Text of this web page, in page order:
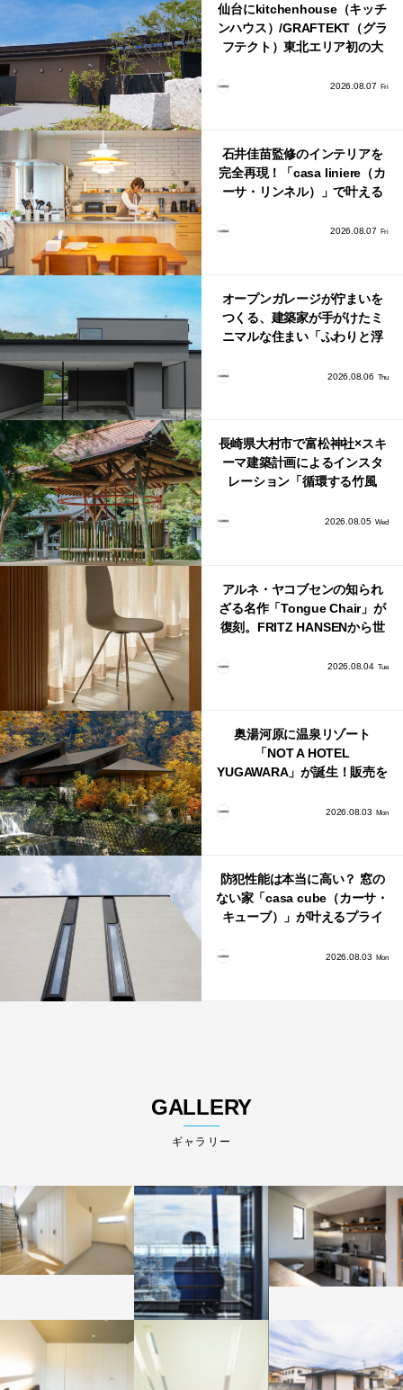
仙台にkitchenhouse（キッチ
ンハウス）/GRAFTEKT（グラ
フテクト）東北エリア初の大
2026.08.07 Fri
石井佳苗監修のインテリアを
完全再現！「casa liniere（カ
ーサ・リンネル）」で叶える
2026.08.07 Fri
オープンガレージが佇まいを
つくる、建築家が手がけたミ
ニマルな住まい「ふわりと浮
2026.08.06 Thu
長崎県大村市で富松神社×スキ
ーマ建築計画によるインスタ
レーション「循環する竹風
2026.08.05 Wed
アルネ・ヤコブセンの知られ
ざる名作「Tongue Chair」が
復刻。FRITZ HANSENから世
2026.08.04 Tue
奥湯河原に温泉リゾート
「NOT A HOTEL
YUGAWARA」が誕生！販売を
2026.08.03 Mon
防犯性能は本当に高い？ 窓の
ない家「casa cube（カーサ・
キューブ）」が叶えるプライ
2026.08.03 Mon
GALLERY
ギャラリー